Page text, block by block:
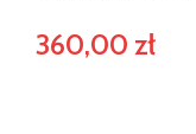
360,00 zł